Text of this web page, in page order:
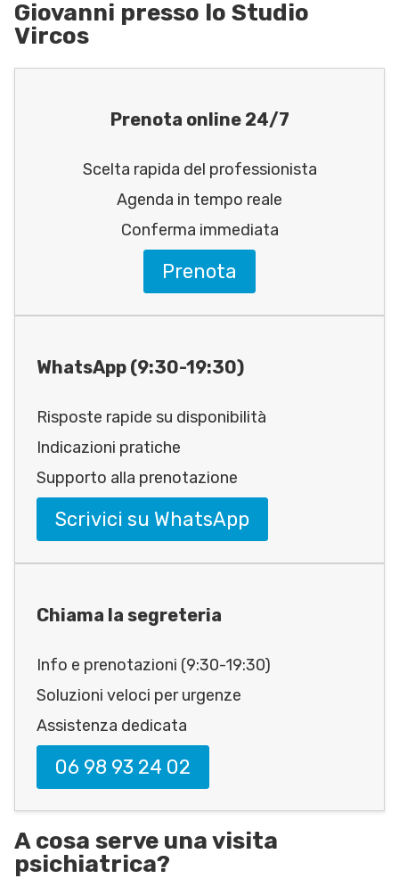
Giovanni presso lo Studio
Vircos
Prenota online 24/7
Scelta rapida del professionista
Agenda in tempo reale
Conferma immediata
Prenota
WhatsApp (9:30-19:30)
Risposte rapide su disponibilità
Indicazioni pratiche
Supporto alla prenotazione
Scrivici su WhatsApp
Chiama la segreteria
Info e prenotazioni (9:30-19:30)
Soluzioni veloci per urgenze
Assistenza dedicata
06 98 93 24 02
A cosa serve una visita
psichiatrica?